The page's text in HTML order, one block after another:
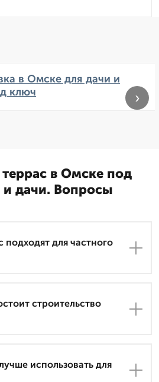
в Омске для дачи и
ключ
›
в Омске под
дачи. Вопросы
подходят для частного
строительство
использовать для